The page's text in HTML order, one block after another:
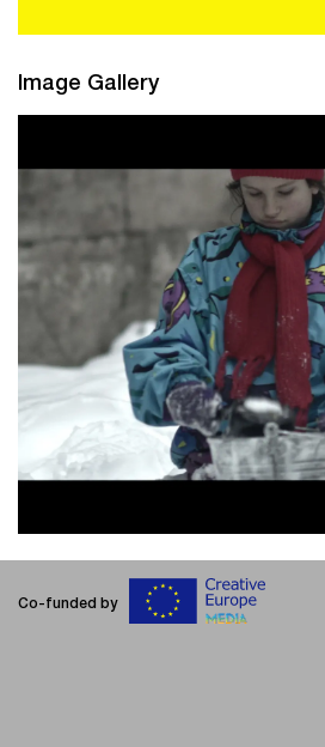
Image Gallery
Co-funded by